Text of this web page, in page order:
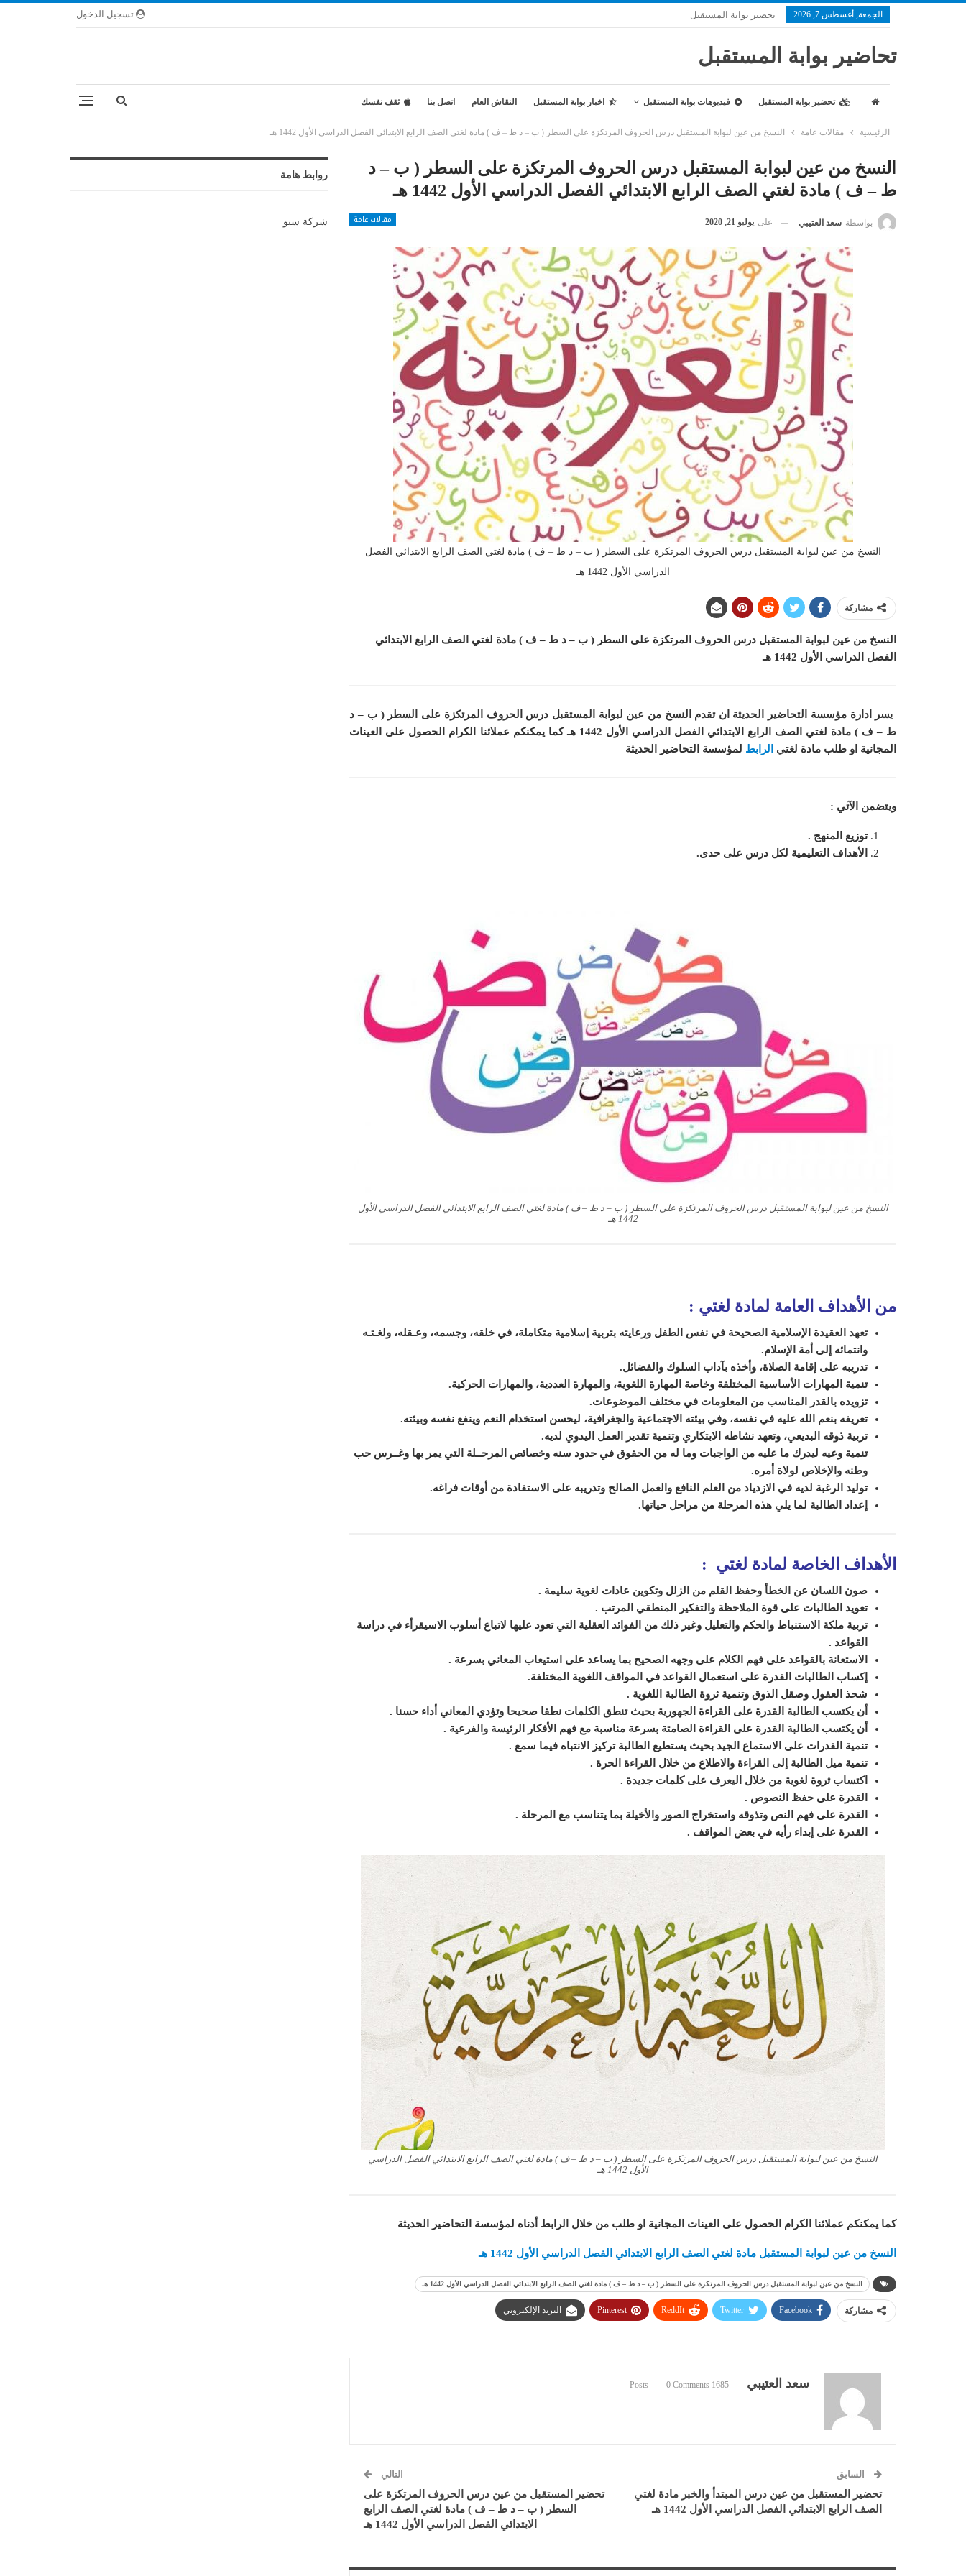
تسجيل الدخول الجمعة, أغسطس 7, 2026 تحضير بوابة المستقبل
تحاضير بوابة المستقبل
تحضير بوابة المستقبل فيديوهات بوابة المستقبل اخبار بوابة المستقبل النقاش العام اتصل بنا ثقف نفسك
الرئيسية مقالات عامة النسخ من عين لبوابة المستقبل درس الحروف المرتكزة على السطر ( ب – د ط – ف ) مادة لغتي الصف الرابع الابتدائي الفصل الدراسي الأول 1442 هـ
النسخ من عين لبوابة المستقبل درس الحروف المرتكزة على السطر ( ب – د
ط – ف ) مادة لغتي الصف الرابع الابتدائي الفصل الدراسي الأول 1442 هـ
مقالات عامة بواسطة سعد العتيبي على يوليو 21, 2020
النسخ من عين لبوابة المستقبل درس الحروف المرتكزة على السطر ( ب – د ط – ف ) مادة لغتي الصف الرابع الابتدائي الفصل
الدراسي الأول 1442 هـ
مشاركة
النسخ من عين لبوابة المستقبل درس الحروف المرتكزة على السطر ( ب – د ط – ف ) مادة لغتي
الصف الرابع الابتدائي
الفصل الدراسي الأول 1442 هـ
يسر ادارة مؤسسة التحاضير الحديثة ان تقدم النسخ من عين لبوابة المستقبل درس الحروف المرتكزة على السطر ( ب – د
ط – ف )مادة لغتي الصف الرابع الابتدائي الفصل الدراسي الأول 1442 هـ كما يمكنكم عملائنا الكرام الحصول على العينات
المجانية او طلب مادة لغتي الرابط لمؤسسة التحاضير الحديثة
ويتضمن الآتي :
توزيع المنهج .
الأهداف التعليمية لكل درس على حدى.
النسخ من عين لبوابة المستقبل درس الحروف المرتكزة على السطر ( ب – د ط – ف ) مادة لغتي الصف الرابع الابتدائي الفصل الدراسي الأول
1442 هـ
من الأهداف العامة لمادة لغتي :
تعهد العقيدة الإسلامية الصحيحة في نفس الطفل ورعايته بتربية إسلامية متكاملة، في خلقه، وجسمه، وعـقله، ولغـتـه
وانتمائه إلى أمة الإسلام.
تدريبه على إقامة الصلاة، وأخذه بآداب السلوك والفضائل.
تنمية المهارات الأساسية المختلفة وخاصة المهارة اللغوية، والمهارة العددية، والمهارات الحركية.
تزويده بالقدر المناسب من المعلومات في مختلف الموضوعات.
تعريفه بنعم الله عليه في نفسه، وفي بيئته الاجتماعية والجغرافية، ليحسن استخدام النعم وينفع نفسه وبيئته.
تربية ذوقه البديعي، وتعهد نشاطه الابتكاري وتنمية تقدير العمل اليدوي لديه.
تنمية وعيه ليدرك ما عليه من الواجبات وما له من الحقوق في حدود سنه وخصائص المرحــلة التي يمر بها وغــرس حب
وطنه والإخلاص لولاة أمره.
توليد الرغبة لديه في الازدياد من العلم النافع والعمل الصالح وتدريبه على الاستفادة من أوقات فراغه.
إعداد الطالبة لما يلي هذه المرحلة من مراحل حياتها.
الأهداف الخاصة لمادة لغتي :
صون اللسان عن الخطأ وحفظ القلم من الزلل وتكوين عادات لغوية سليمة .
تعويد
الطالبات على قوة الملاحظة والتفكير المنطقي المرتب .
تربية ملكة الاستنباط والحكم والتعليل وغير ذلك من الفوائد العقلية التي تعود عليها لاتباع أسلوب الاسيقرأء في دراسة
القواعد .
الاستعانة بالقواعد على فهم الكلام على وجهه
الصحيح بما يساعد على استيعاب المعاني بسرعة .
إكساب الطالبات القدرة على استعمال القواعد في المواقف اللغوية المختلفة.
شحذ العقول وصقل الذوق وتنمية ثروة الطالبة
اللغوية .
أن يكتسب الطالبة القدرة على القراءة الجهورية بحيث تنطق الكلمات نطقا صحيحا وتؤدي
المعاني أداء حسنا .
أن يكتسب الطالبة القدرة على القراءة الصامتة بسرعة مناسبة مع فهم الأفكار الرئيسة والفرعية .
تنمية القدرات على الاستماع الجيد بحيث يستطيع الطالبة تركيز الانتباه فيما سمع .
تنمية ميل الطالبة إلى القراءة والاطلاع من خلال القراءة الحرة .
اكتساب ثروة لغوية من خلال اليعرف على كلمات جديدة .
القدرة على حفظ النصوص .
القدرة على فهم النص وتذوقه واستخراج الصور والأخيلة بما يتناسب مع المرحلة .
القدرة على إبداء رأيه في بعض المواقف .
النسخ من عين لبوابة المستقبل درس الحروف المرتكزة على السطر ( ب – د ط – ف ) مادة لغتي الصف الرابع الابتدائي الفصل الدراسي
الأول 1442 هـ
كما يمكنكم عملائنا الكرام الحصول على العينات المجانية او طلب من خلال الرابط أدناه لمؤسسة التحاضير الحديثة
النسخ من عين لبوابة المستقبل مادة لغتي الصف الرابع الابتدائي الفصل الدراسي الأول 1442 هـ
النسخ من عين لبوابة المستقبل درس الحروف المرتكزة على السطر ( ب – د ط – ف ) مادة لغتي الصف الرابع الابتدائي الفصل الدراسي الأول 1442 هـ
مشاركة Facebook
Twitter
ReddIt
Pinterest البريد الإلكتروني
سعد العتيبي 1685 Posts
0 Comments
السابق
تحضير المستقبل من عين درس المبتدأ والخبر مادة لغتي
الصف الرابع الابتدائي الفصل الدراسي الأول 1442 هـ
التالي
تحضير المستقبل من عين درس الحروف المرتكزة على
السطر ( ب – د ط – ف ) مادة لغتي الصف الرابع
الابتدائي الفصل الدراسي الأول 1442 هـ
روابط هامة
شركة سيو